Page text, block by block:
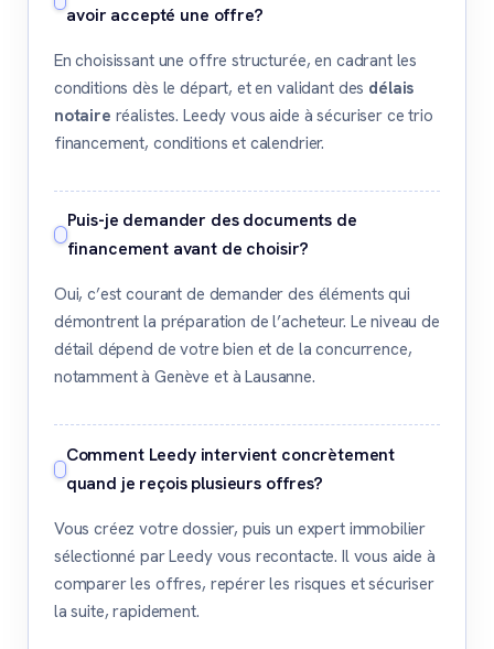
avoir accepté une offre?
En choisissant une offre structurée, en cadrant les
conditions dès le départ, et en validant des délais
notaire réalistes. Leedy vous aide à sécuriser ce trio
financement, conditions et calendrier.
Puis-je demander des documents de
financement avant de choisir?
Oui, c’est courant de demander des éléments qui
démontrent la préparation de l’acheteur. Le niveau de
détail dépend de votre bien et de la concurrence,
notamment à Genève et à Lausanne.
Comment Leedy intervient concrètement
quand je reçois plusieurs offres?
Vous créez votre dossier, puis un expert immobilier
sélectionné par Leedy vous recontacte. Il vous aide à
comparer les offres, repérer les risques et sécuriser
la suite, rapidement.